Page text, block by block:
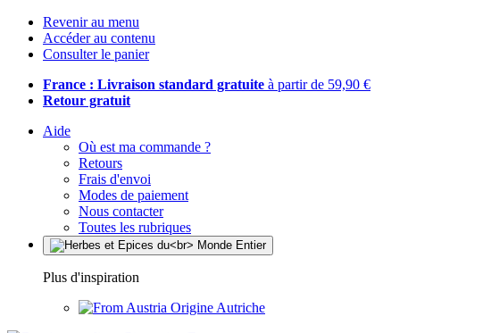
Revenir au menu
Accéder au contenu
Consulter le panier
France : Livraison standard gratuite à partir de 59,90 €
Retour gratuit
Aide
Où est ma commande ?
Retours
Frais d'envoi
Modes de paiement
Nous contacter
Toutes les rubriques
Plus d'inspiration
Origine Autriche